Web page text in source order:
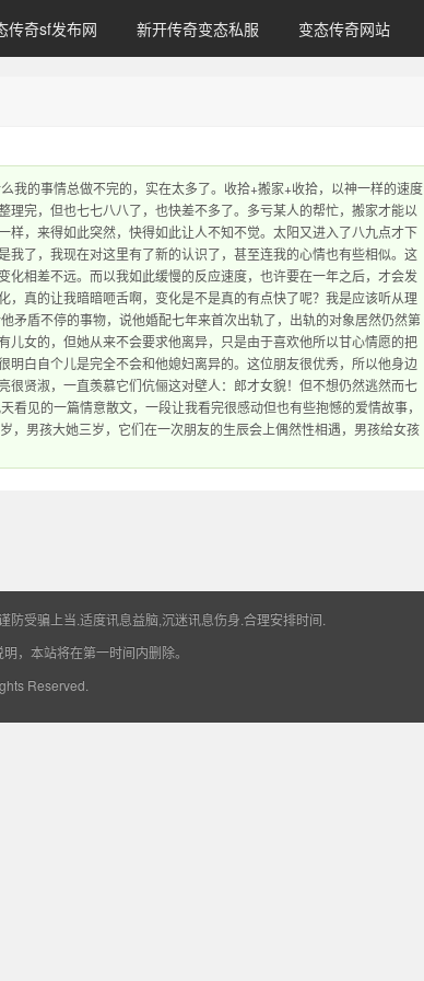
传奇sf发布网 新开传奇变态私服 变态传奇网站
我的事情总做不完的，实在太多了。收拾+搬家+收拾，以神一样的速度
完，但也七七八八了，也快差不多了。多亏某人的帮忙，搬家才能以
，来得如此突然，快得如此让人不知不觉。太阳又进入了八九点才下
了，我现在对这里有了新的认识了，甚至连我的心情也有些相似。这
相差不远。而以我如此缓慢的反应速度，也许要在一年之后，才会发
真的让我暗暗咂舌啊，变化是不是真的有点快了呢？我是应该听从理
矛盾不停的事物，说他婚配七年来首次出轨了，出轨的对象居然仍然第
女的，但她从来不会要求他离异，只是由于喜欢他所以甘心情愿的把
白自个儿是完全不会和他媳妇离异的。这位朋友很优秀，所以他身边
贤淑，一直羡慕它们伉俪这对壁人：郎才女貌！但不想仍然逃然而七
见的一篇情意散文，一段让我看完很感动但也有些抱憾的爱情故事，
男孩大她三岁，它们在一次朋友的生辰会上偶然性相遇，男孩给女孩
受骗上当.适度讯息益脑,沉迷讯息伤身.合理安排时间.
，本站将在第一时间内删除。
Reserved.